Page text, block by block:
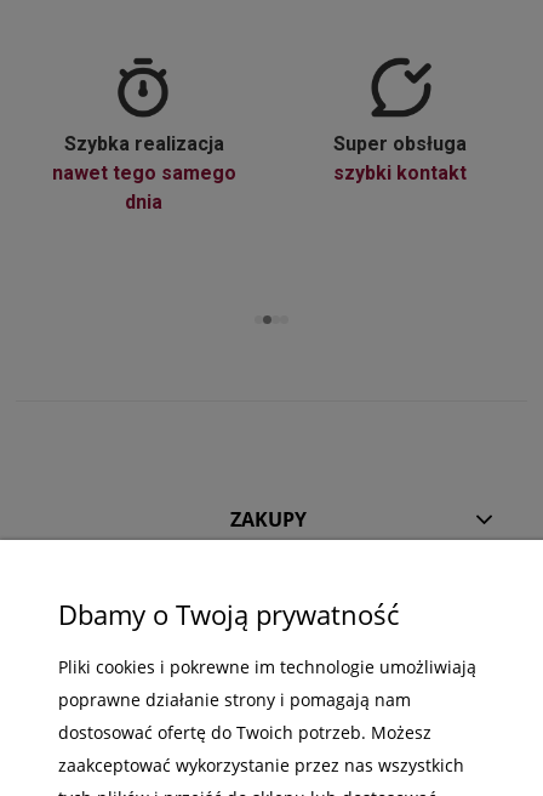
721,14 zł
Do
Koszyka
Szybka realizacja
nawet tego samego
dnia
Super obsługa
szybki kontakt
ZAKUPY
MOJE KONTO
INFORMACJE
Dbamy o Twoją prywatność
Pliki cookies i pokrewne im technologie umożliwiają
poprawne działanie strony i pomagają nam
dostosować ofertę do Twoich potrzeb. Możesz
zaakceptować wykorzystanie przez nas wszystkich